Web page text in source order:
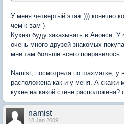
У меня четвертый этаж ))) конечно
чем к вам )
Кухню буду заказывать в Анонсе.
очень много друзей-знакомых
мне там больше всего понравилось.
Namist, посмотрела по шахматке, у
расположена как и у меня. А скажи
кухне на какой стене расположена?
namist
18 Jan 2009